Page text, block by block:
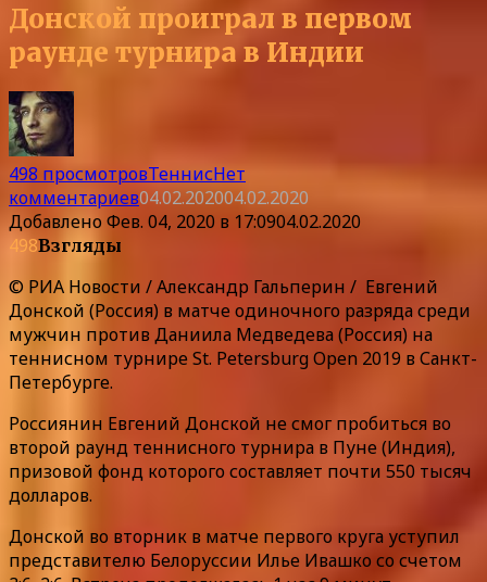
Донской проиграл в первом
раунде турнира в Индии
498 просмотровТеннисНет
комментариев04.02.202004.02.2020
ДобавленоФев. 04, 2020 в 17:0904.02.2020
498Взгляды
© РИА Новости / Александр Гальперин / Евгений
Донской (Россия) в матче одиночного разряда среди
мужчин против Даниила Медведева (Россия) на
теннисном турнире St. Petersburg Open 2019 в Санкт-
Петербурге.
Россиянин Евгений Донской не смог пробиться во
второй раунд теннисного турнира в Пуне (Индия),
призовой фонд которого составляет почти 550 тысяч
долларов.
Донской во вторник в матче первого круга уступил
представителю Белоруссии Илье Ивашко со счетом